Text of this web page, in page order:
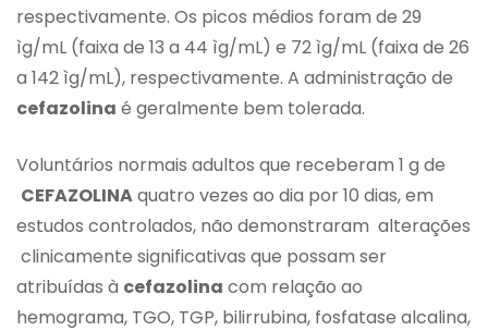
respectivamente. Os picos médios foram de 29
ìg/mL (faixa de 13 a 44 ìg/mL) e 72 ìg/mL (faixa de 26
a 142 ìg/mL), respectivamente. A administração de
cefazolina é geralmente bem tolerada.
Voluntários normais adultos que receberam 1 g de
CEFAZOLINAquatro vezes ao dia por 10 dias, em
estudos controlados, não demonstraram alterações
clinicamente significativas que possam ser
atribuídas à cefazolina com relação ao
hemograma, TGO, TGP, bilirrubina, fosfatase alcalina,